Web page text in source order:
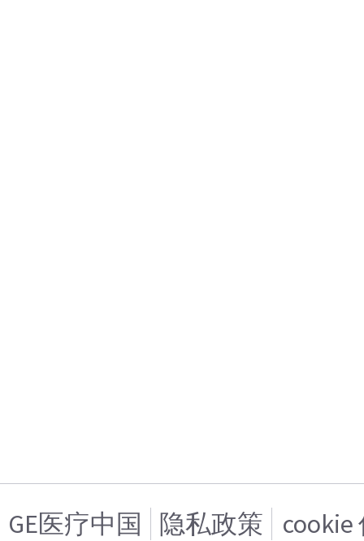
GE医疗中国 隐私政策 cookie